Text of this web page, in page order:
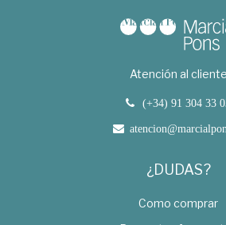
Atención al cliente
(+34) 91 304 33
¿DUDAS?
Como comprar